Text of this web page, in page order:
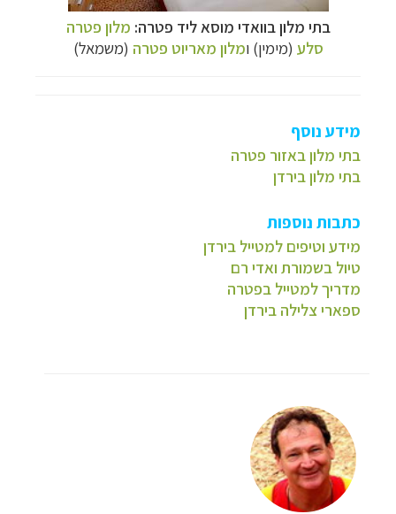
בתי מלון בוואדי מוסא ליד פטרה: מלון פטרה
סלע (מימין) ומלון מאריוט פטרה (משמאל)
מידע נוסף
בתי מלון באזור פטרה
בתי מלון בירדן
כתבות נוספות
מידע וטיפים למטייל בירדן
טיול בשמורת ואדי רם
מדריך למטייל בפטרה
ספארי צלילה בירדן